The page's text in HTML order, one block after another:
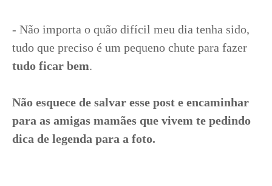
- Não importa o quão difícil meu dia tenha sido,
tudo que preciso é um pequeno chute para fazer
tudo ficar bem.
Não esquece de salvar esse post e encaminhar
para as amigas mamães que vivem te pedindo
dica de legenda para a foto.